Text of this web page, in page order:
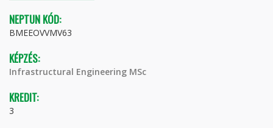
NEPTUN KÓD:
BMEEOVVMV63
KÉPZÉS:
Infrastructural Engineering MSc
KREDIT:
3